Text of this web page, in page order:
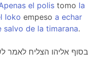
el polis tomo la
loko empeso a echar
salvo de la timarana.
בסוף אליהו הצליח לאמר